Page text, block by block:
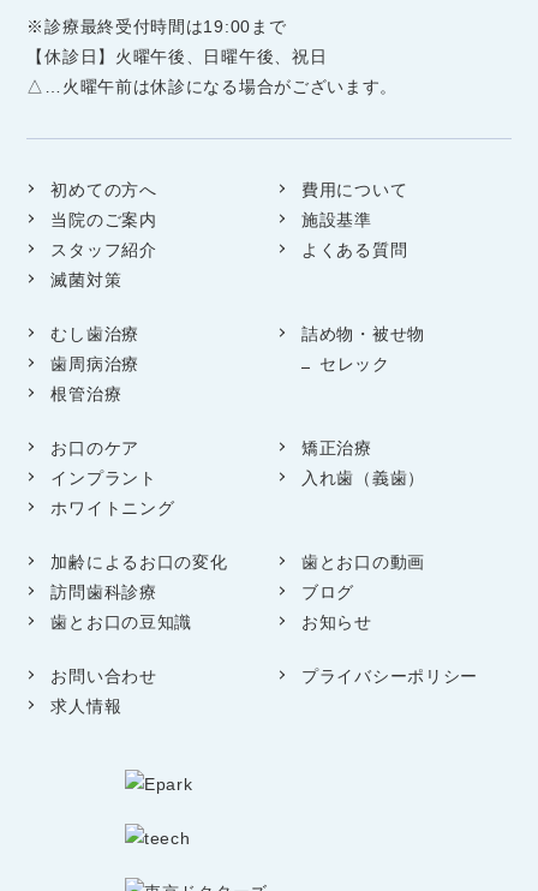
※診療最終受付時間は19:00まで
【休診日】火曜午後、日曜午後、祝日
△…火曜午前は休診になる場合がございます。
初めての方へ
当院のご案内
スタッフ紹介
滅菌対策
費用について
施設基準
よくある質問
むし歯治療
歯周病治療
根管治療
詰め物・被せ物
セレック
お口のケア
インプラント
ホワイトニング
矯正治療
入れ歯（義歯）
加齢によるお口の変化
訪問歯科診療
歯とお口の豆知識
歯とお口の動画
ブログ
お知らせ
お問い合わせ
求人情報
プライバシーポリシー